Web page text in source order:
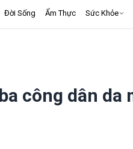
Đời Sống Ẩm Thực Sức Khỏe
công dân da